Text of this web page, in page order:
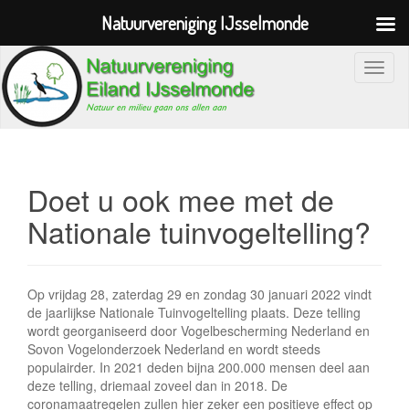
S
Doet u ook mee met de
Nationale tuinvogeltelling?
Op vrijdag 28, zaterdag 29 en zondag 30 januari 2022 vindt
de jaarlijkse Nationale Tuinvogeltelling plaats. Deze telling
wordt georganiseerd door Vogelbescherming Nederland en
Sovon Vogelonderzoek Nederland en wordt steeds
populairder. In 2021 deden bijna 200.000 mensen deel aan
deze telling, driemaal zoveel dan in 2018. De
coronamaatregelen zullen hier zeker een positieve effect op
Natuurvereniging IJsselmonde